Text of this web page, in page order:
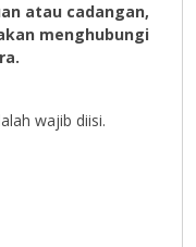
atau cadangan,
menghubungi
wajib diisi.